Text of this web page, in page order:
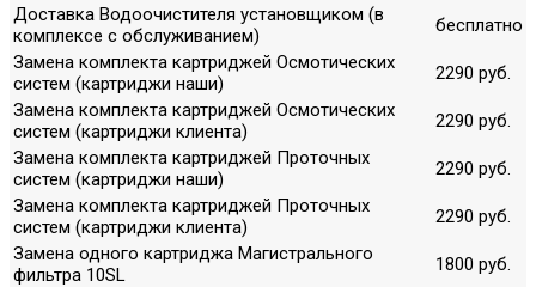
Доставка Водоочистителя установщиком (в
комплексе с обслуживанием)
бесплатно
Замена комплекта картриджей Осмотических
систем (картриджи наши)
2290 руб.
Замена комплекта картриджей Осмотических
систем (картриджи клиента)
2290 руб.
Замена комплекта картриджей Проточных
систем (картриджи наши)
2290 руб.
Замена комплекта картриджей Проточных
систем (картриджи клиента)
2290 руб.
Замена одного картриджа Магистрального
фильтра 10SL
1800 руб.